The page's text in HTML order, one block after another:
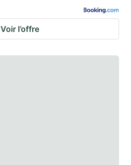
Voir l’offre